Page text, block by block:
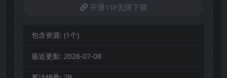
开通VIP无限下载
包含资源: (1个)
最近更新: 2026-07-08